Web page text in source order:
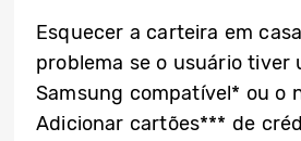
Esquecer a carteira em
problema se o usuário tiver
Samsung compatível* ou o
Adicionar cartões*** de